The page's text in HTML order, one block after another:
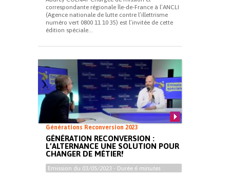
correspondante régionale Île-de-France à l’ANCLI
(Agence nationale de lutte contre l’illettrisme
numéro vert 0800 11 10 35) est l’invitée de cette
édition spéciale...
Générations Reconversion 2023
GÉNÉRATION RECONVERSION :
L’ALTERNANCE UNE SOLUTION POUR
CHANGER DE MÉTIER!
Emission du 03/05/2023 - Durée 6 minutes